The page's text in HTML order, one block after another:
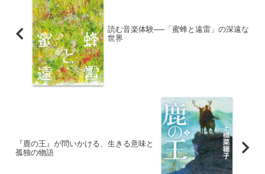
読む音楽体験──「蜜蜂と遠雷」の深遠な
世界
『鹿の王』が問いかける、生きる意味と
孤独の物語